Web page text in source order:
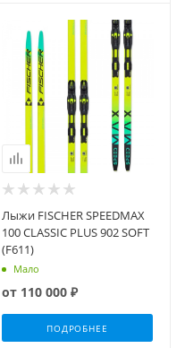
Лыжи FISCHER SPEEDMAX
100 CLASSIC PLUS 902 SOFT
(F611)
Мало
от 110 000 ₽
ПОДРОБНЕЕ